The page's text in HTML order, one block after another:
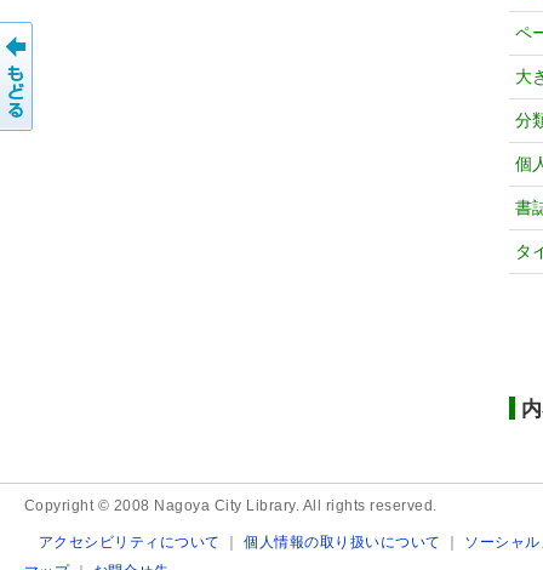
ペ
大
分
個
書
タ
Copyright © 2008 Nagoya City Library. All rights reserved.
アクセシビリティについて ｜個人情報の取り扱いについて ｜ ソーシャ